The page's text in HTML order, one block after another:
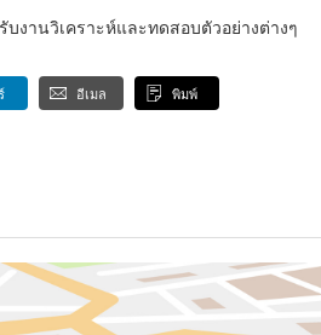
งานวิเคราะห์และทดสอบตัวอย่างต่างๆ
อีเมล พิมพ์